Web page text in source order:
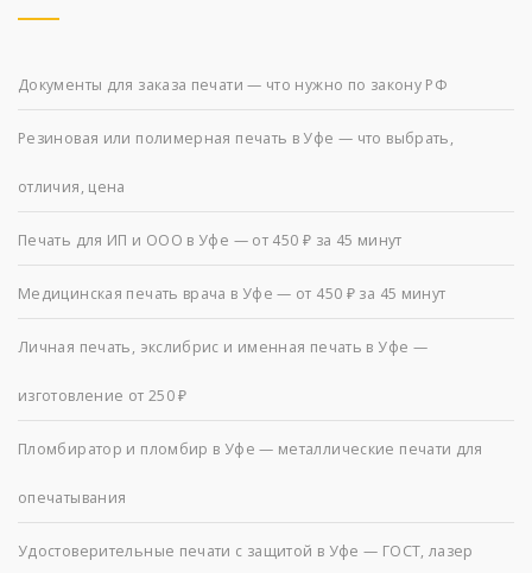
Документы для заказа печати — что нужно по закону РФ
Резиновая или полимерная печать в Уфе — что выбрать,
отличия, цена
Печать для ИП и ООО в Уфе — от 450 ₽ за 45 минут
Медицинская печать врача в Уфе — от 450 ₽ за 45 минут
Личная печать, экслибрис и именная печать в Уфе —
изготовление от 250 ₽
Пломбиратор и пломбир в Уфе — металлические печати для
опечатывания
Удостоверительные печати с защитой в Уфе — ГОСТ, лазер